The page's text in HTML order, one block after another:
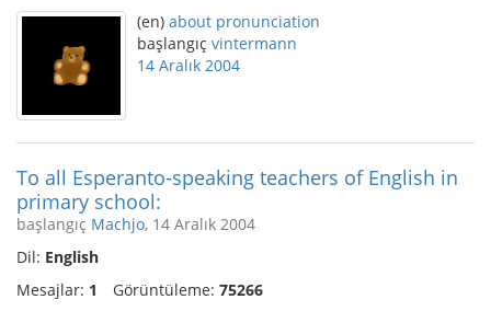
(en) about pronunciation
başlangıç vintermann
14 Aralık 2004
To all Esperanto-speaking teachers of English in
primary school:
başlangıç Machjo, 14 Aralık 2004
Dil: English
Mesajlar: 1 Görüntüleme: 75266